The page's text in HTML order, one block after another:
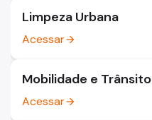
Limpeza Urbana
Acessararrow_forward
Mobilidade e Trânsito
Acessararrow_forward